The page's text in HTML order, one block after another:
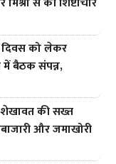
दिवस को लेकर
बैठक संपन्न,
शेखावत की सख्त
और जमाखोरी